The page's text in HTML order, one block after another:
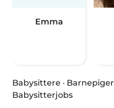
Emma
Babysittere · Barnepiger
Babysitterjobs